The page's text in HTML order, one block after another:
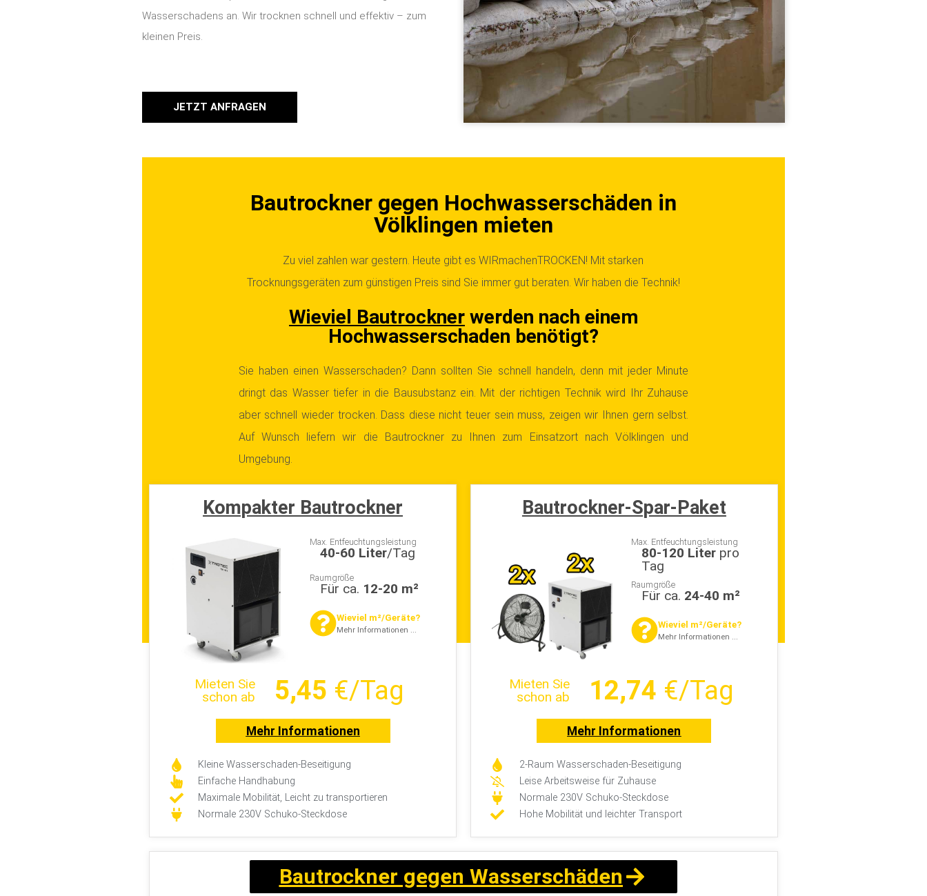
Wasserschadens an. Wir trocknen schnell und effektiv – zum
kleinen Preis.
JETZT ANFRAGEN
Bautrockner gegen Hochwasserschäden in
Völklingen mieten
Zu viel zahlen war gestern. Heute gibt es WIRmachenTROCKEN! Mit starken
Trocknungsgeräten zum günstigen Preis sind Sie immer gut beraten. Wir haben die Technik!
Wieviel Bautrocknerwerden nach einem
Hochwasserschaden benötigt?
Sie haben einen Wasserschaden? Dann sollten Sie schnell handeln, denn mit jeder Minute
dringt das Wasser tiefer in die Bausubstanz ein. Mit der richtigen Technik wird Ihr Zuhause
aber schnell wieder trocken. Dass diese nicht teuer sein muss, zeigen wir Ihnen gern selbst.
Auf Wunsch liefern wir die Bautrockner zu Ihnen zum Einsatzort nach Völklingen und
Umgebung.
Kompakter Bautrockner
Max. Entfeuchtungsleistung
40-60 Liter/Tag
Raumgröße
Für ca. 12-20 m²
Wieviel m²/Geräte?
Mehr Informationen ...
Mieten Sie
schon ab
5,45 €/Tag
Mehr Informationen
Kleine Wasserschaden-Beseitigung
Einfache Handhabung
Maximale Mobilität, Leicht zu transportieren
Normale 230V Schuko-Steckdose
Bautrockner-Spar-Paket
Max. Entfeuchtungsleistung
80-120 Literpro
Tag
Raumgröße
Für ca. 24-40 m²
Wieviel m²/Geräte?
Mehr Informationen ...
Mieten Sie
schon ab
12,74 €/Tag
Mehr Informationen
2-Raum Wasserschaden-Beseitigung
Leise Arbeitsweise für Zuhause
Normale 230V Schuko-Steckdose
Hohe Mobilität und leichter Transport
Bautrockner gegen Wasserschäden